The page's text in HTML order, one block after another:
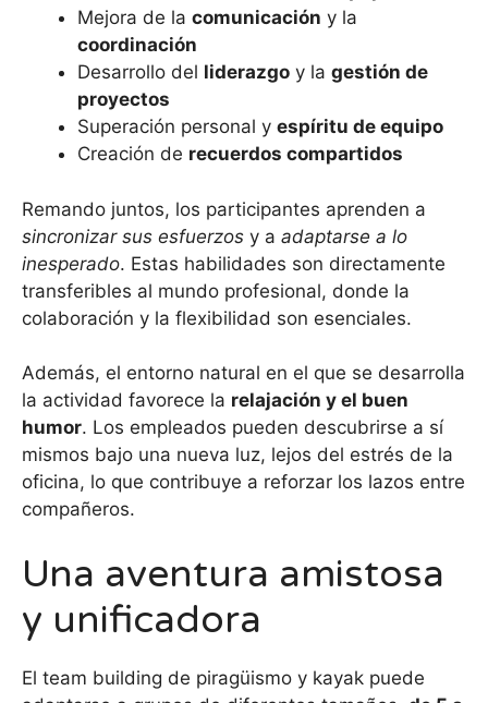
Mejora de la comunicación y la
coordinación
Desarrollo del liderazgo y la gestión de
proyectos
Superación personal y espíritu de equipo
Creación de recuerdos compartidos
Remando juntos, los participantes aprenden a
sincronizar sus esfuerzos y a adaptarse a lo
inesperado. Estas habilidades son directamente
transferibles al mundo profesional, donde la
colaboración y la flexibilidad son esenciales.
Además, el entorno natural en el que se desarrolla
la actividad favorece la relajación y el buen
humor. Los empleados pueden descubrirse a sí
mismos bajo una nueva luz, lejos del estrés de la
oficina, lo que contribuye a reforzar los lazos entre
compañeros.
Una aventura amistosa
y unificadora
El team building de piragüismo y kayak puede